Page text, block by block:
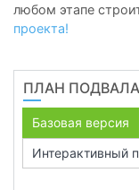
любом этапе
проекта!
ПЛАН ПОДВАЛА
Базовая версия
Интерактивный